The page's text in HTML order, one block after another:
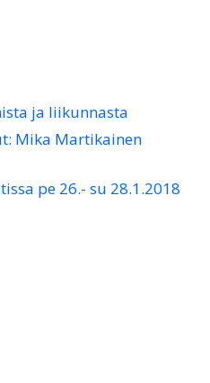
ja liikunnasta
Mika Martikainen
pe 26.- su 28.1.2018